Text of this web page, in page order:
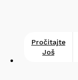
Pročitajte
Još